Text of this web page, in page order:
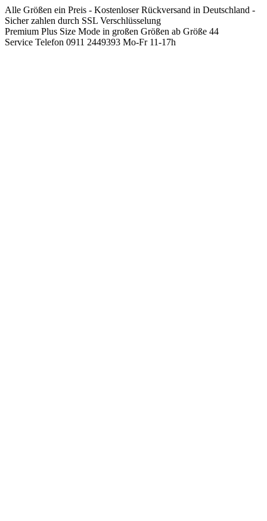
Springen
Sie
zum
Inhalt
Alle Größen ein Preis - Kostenloser Rückversand in Deutschland -
Sicher zahlen durch SSL Verschlüsselung
Premium Plus Size Mode in großen Größen ab Größe 44
Service Telefon 0911 2449393 Mo-Fr 11-17h